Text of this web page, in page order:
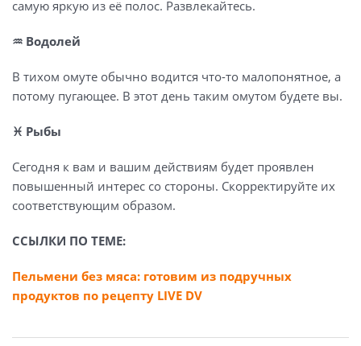
самую яркую из её полос. Развлекайтесь.
♒️ Водолей
В тихом омуте обычно водится что-то малопонятное, а
потому пугающее. В этот день таким омутом будете вы.
♓️ Рыбы
Сегодня к вам и вашим действиям будет проявлен
повышенный интерес со стороны. Скорректируйте их
соответствующим образом.
ССЫЛКИ ПО ТЕМЕ:
Пельмени без мяса: готовим из подручных
продуктов по рецепту LIVE DV